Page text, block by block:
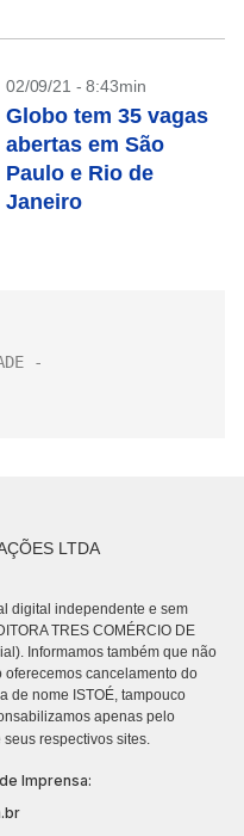
02/09/21 - 8:43min
Globo tem 35 vagas
abertas em São
Paulo e Rio de
Janeiro
LTDA
digital independente e sem
TRES COMÉRCIO DE
Informamos também que não
cancelamento do
de nome ISTOÉ, tampouco
apenas pelo
seus respectivos sites.
Imprensa: